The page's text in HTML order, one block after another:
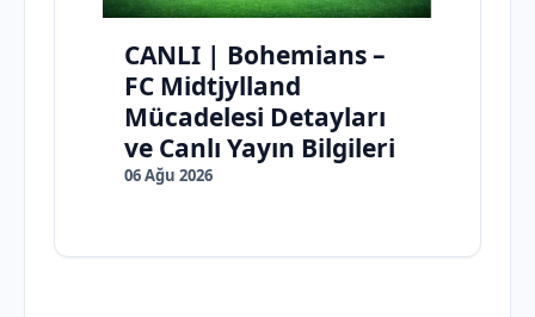
CANLI | Bohemians –
FC Midtjylland
Mücadelesi Detayları
ve Canlı Yayın Bilgileri
06 Ağu 2026